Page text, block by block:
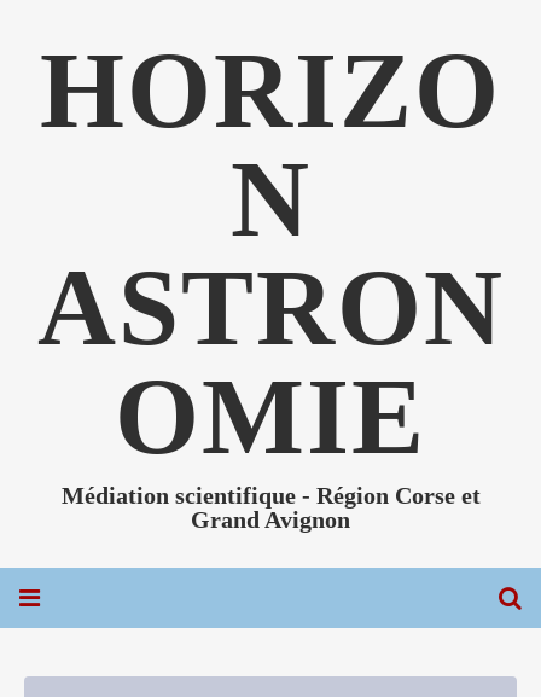
HORIZO
N
ASTRON
OMIE
Médiation scientifique - Région Corse et
Grand Avignon